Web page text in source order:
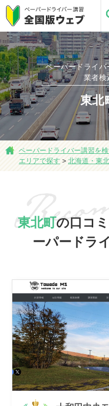
ホ
エリ
駅
おす
講習ト
ペーパードライバ
業者検
東北
ペーパードライバー講習を
エリアで探す > 北海道・東北
東北町の口コ
ーパードラ